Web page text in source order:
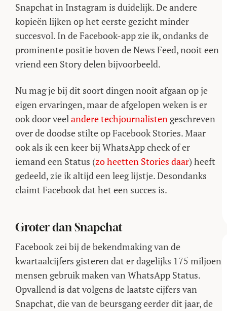
Snapchat in Instagram is duidelijk. De andere
kopieën lijken op het eerste gezicht minder
succesvol. In de Facebook-app zie ik, ondanks de
prominente positie boven de News Feed, nooit een
vriend een Story delen bijvoorbeeld.
Nu mag je bij dit soort dingen nooit afgaan op je
eigen ervaringen, maar de afgelopen weken is er
ook door veelanderetechjournalisten geschreven
over de doodse stilte op Facebook Stories. Maar
ook als ik een keer bij WhatsApp check of er
iemand een Status (zo heetten Stories daar) heeft
gedeeld, zie ik altijd een leeg lijstje. Desondanks
claimt Facebook dat het een succes is.
Groter dan Snapchat
Facebook zei bij de bekendmaking van de
kwartaalcijfers gisteren dat er dagelijks 175 miljoen
mensen gebruik maken van WhatsApp Status.
Opvallend is dat volgens de laatste cijfers van
Snapchat, die van de beursgang eerder dit jaar, de